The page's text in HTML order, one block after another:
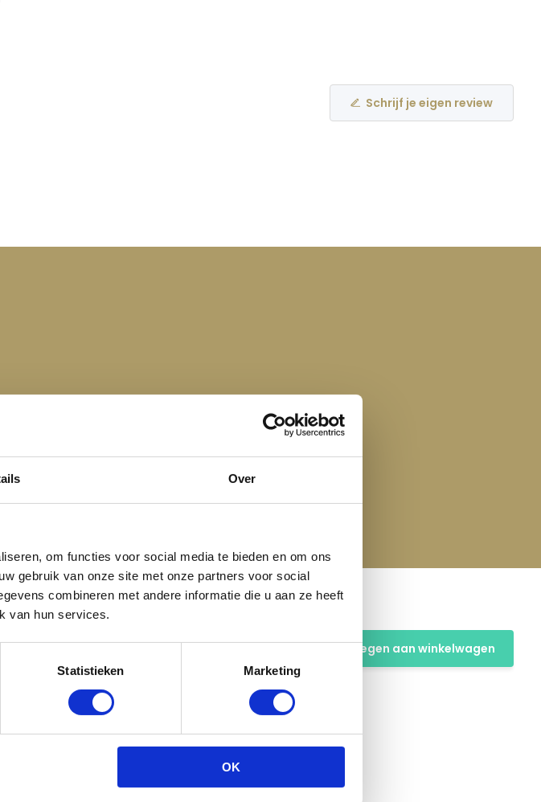
Over
om functies voor social media te bieden en om ons
gebruik van onze site met onze partners voor social
combineren met andere informatie die u aan ze heeft
van hun services.
Statistieken Marketing
OK
Schrijf je eigen review
in huis
Toevoegen aan winkelwagen